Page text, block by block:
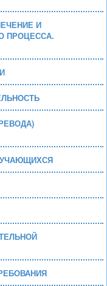
И
ПРОЦЕССА.